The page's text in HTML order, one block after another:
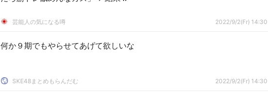
芸能人の気になる噂 2022/9/2(Fr) 14:30
何か９期でもやらせてあげて欲しいな
SKE48まとめもらんだむ 2022/9/2(Fr) 14:30